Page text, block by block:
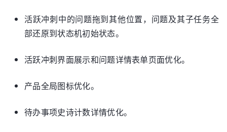
活跃冲刺中的问题拖到其他位置，问题及其子任务全
部还原到状态机初始状态。
活跃冲刺界面展示和问题详情表单页面优化。
产品全局图标优化。
待办事项史诗计数详情优化。